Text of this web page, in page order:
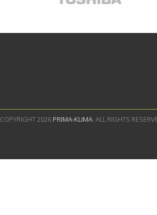
COPYRIGHT 2026 PRIMA-KLIMA. ALL RIGHTS